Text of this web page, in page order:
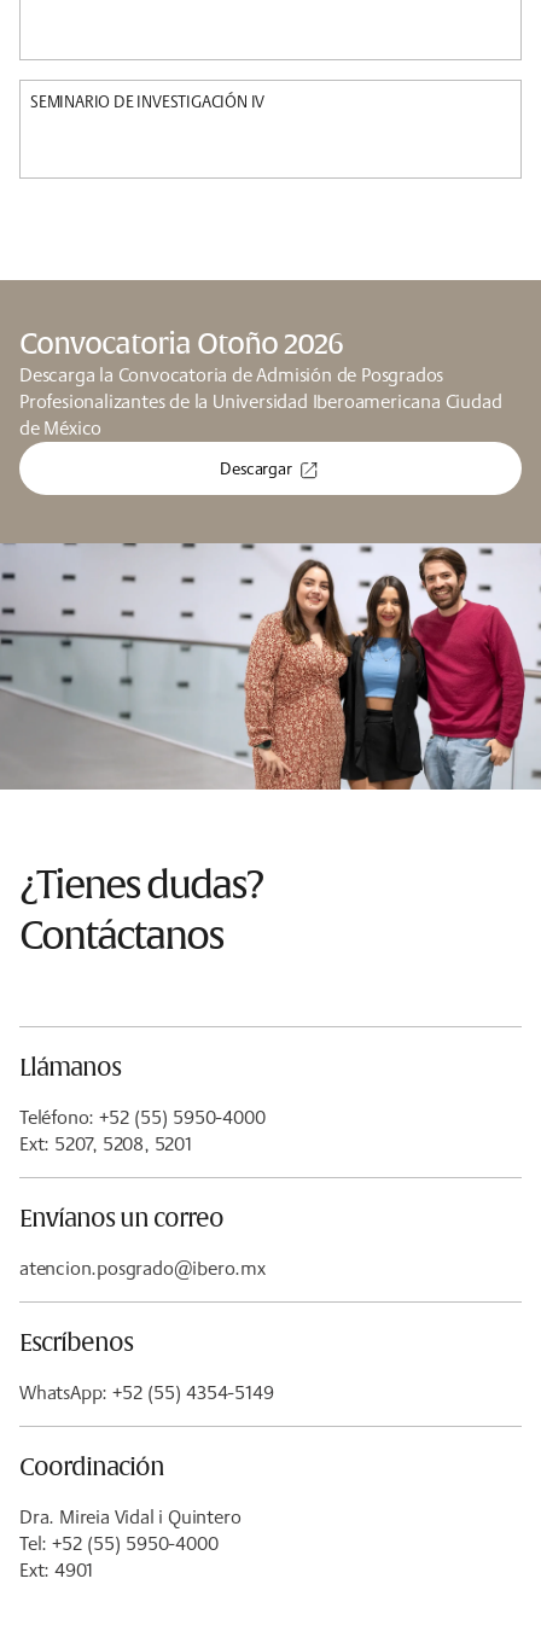
SEMINARIO DE INVESTIGACIÓN IV
Convocatoria Otoño 2026
Descarga la Convocatoria de Admisión de Posgrados
Profesionalizantes de la Universidad Iberoamericana Ciudad
de México
Descargar
¿Tienes dudas?
Contáctanos
Llámanos
Teléfono: +52 (55) 5950-4000
Ext: 5207, 5208, 5201
Envíanos un correo
atencion.posgrado@ibero.mx
Escríbenos
WhatsApp: +52 (55) 4354-5149
Coordinación
Dra. Mireia Vidal i Quintero
Tel: +52 (55) 5950-4000
Ext: 4901